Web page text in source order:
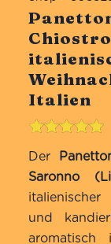
Italien
Bewertet mit
5.00
von 5,
basierend
auf
Der
Saronno
und
aromatisch